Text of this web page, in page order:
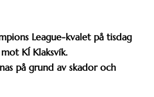
League-kvalet på tisdag
KÍ Klaksvík.
på grund av skador och